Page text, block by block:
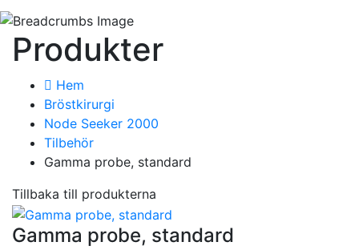
Produkter
Hem
Bröstkirurgi
Node Seeker 2000
Tilbehör
Gamma probe, standard
Tillbaka till produkterna
Gamma probe, standard